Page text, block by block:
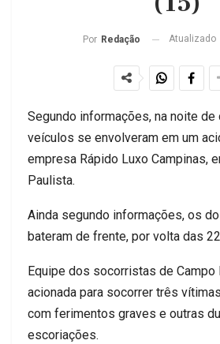
Por Redação Atualizado
Segundo informações, na noite de
veículos se envolveram em um
empresa Rápido Luxo Campinas,
Paulista.
Ainda segundo informações, os
bateram de frente, por volta das
Equipe dos socorristas de
acionada para socorrer três
com ferimentos graves e outras
escoriações.